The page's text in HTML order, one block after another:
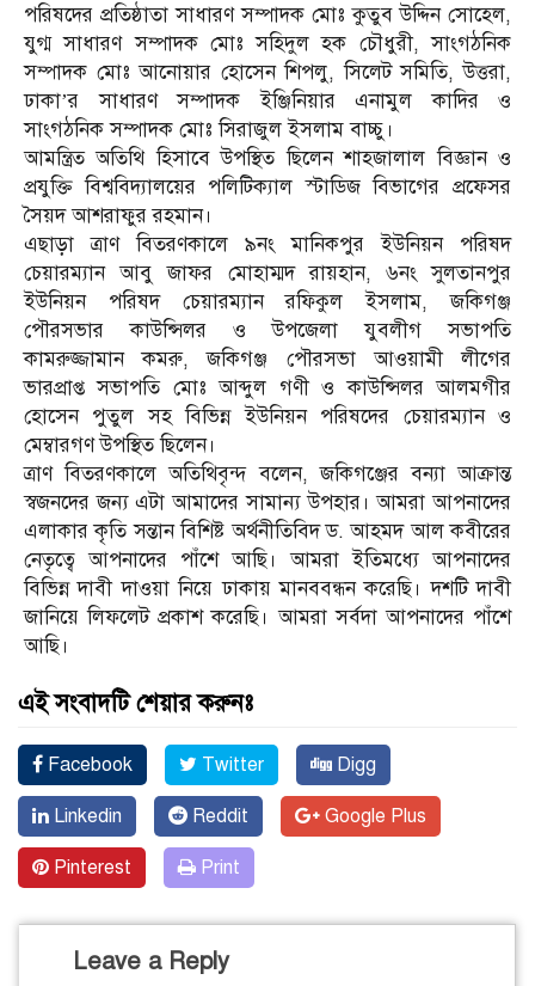
পরিষদের প্রতিষ্ঠাতা সাধারণ সম্পাদক মোঃ কুতুব উদ্দিন সোহেল,
যুগ্ম সাধারণ সম্পাদক মোঃ সহিদুল হক চৌধুরী, সাংগঠনিক
সম্পাদক মোঃ আনোয়ার হোসেন শিপলু, সিলেট সমিতি, উত্তরা,
ঢাকা’র সাধারণ সম্পাদক ইঞ্জিনিয়ার এনামুল কাদির ও
সাংগঠনিক সম্পাদক মোঃ সিরাজুল ইসলাম বাচ্চু।
আমন্ত্রিত অতিথি হিসাবে উপস্থিত ছিলেন শাহজালাল বিজ্ঞান ও
প্রযুক্তি বিশ্ববিদ্যালয়ের পলিটিক‍্যাল স্টাডিজ বিভাগের প্রফেসর
সৈয়দ আশরাফুর রহমান।
এছাড়া ত্রাণ বিতরণকালে ৯নং মানিকপুর ইউনিয়ন পরিষদ
চেয়ারম্যান আবু জাফর মোহাম্মদ রায়হান, ৬নং সুলতানপুর
ইউনিয়ন পরিষদ চেয়ারম্যান রফিকুল ইসলাম, জকিগঞ্জ
পৌরসভার কাউন্সিলর ও উপজেলা যুবলীগ সভাপতি
কামরুজ্জামান কমরু, জকিগঞ্জ পৌরসভা আওয়ামী লীগের
ভারপ্রাপ্ত সভাপতি মোঃ আব্দুল গণী ও কাউন্সিলর আলমগীর
হোসেন পুতুল সহ বিভিন্ন ইউনিয়ন পরিষদের চেয়ারম্যান ও
মেম্বারগণ উপস্থিত ছিলেন।
ত্রাণ বিতরণকালে অতিথিবৃন্দ বলেন, জকিগঞ্জের বন‍্যা আক্রান্ত
স্বজনদের জন্য এটা আমাদের সামান্য উপহার। আমরা আপনাদের
এলাকার কৃতি সন্তান বিশিষ্ট অর্থনীতিবিদ ড. আহমদ আল কবীরের
নেতৃত্বে আপনাদের পাঁশে আছি। আমরা ইতিমধ্যে আপনাদের
বিভিন্ন দাবী দাওয়া নিয়ে ঢাকায় মানববন্ধন করেছি। দশটি দাবী
জানিয়ে লিফলেট প্রকাশ করেছি। আমরা সর্বদা আপনাদের পাঁশে
আছি।
এই সংবাদটি শেয়ার করুনঃ
Facebook Twitter Digg
Linkedin Reddit Google Plus
Pinterest Print
Leave a Reply